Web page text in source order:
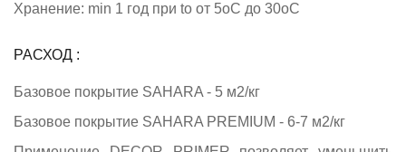
Хранение: min 1 год при tо от 5оС до 30оС
РАСХОД :
Базовое покрытие SAHARA - 5 м2/кг
Базовое покрытие SAHARA PREMIUM - 6-7 м2/кг